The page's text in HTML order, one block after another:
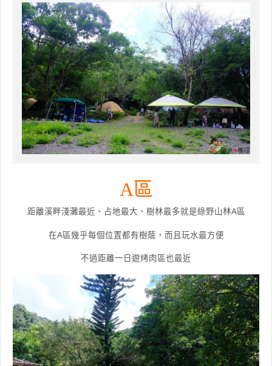
A區
距離溪畔淺灘最近、占地最大、樹林最多就是綠野山林A區
在A區幾乎每個位置都有樹蔭，而且玩水最方便
不過距離一日遊烤肉區也最近